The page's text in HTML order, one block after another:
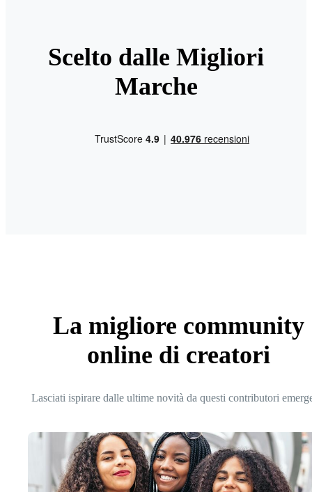
Scelto dalle Migliori
Marche
La migliore community
online di creatori
Lasciati ispirare dalle ultime novità da questi contributori